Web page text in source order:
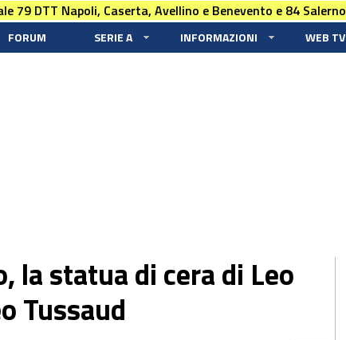
79 DTT Napoli, Caserta, Avellino e Benevento e 84 Salerno
FORUM SERIE A INFORMAZIONI WEB TV
la statua di cera di Leo
Tussaud